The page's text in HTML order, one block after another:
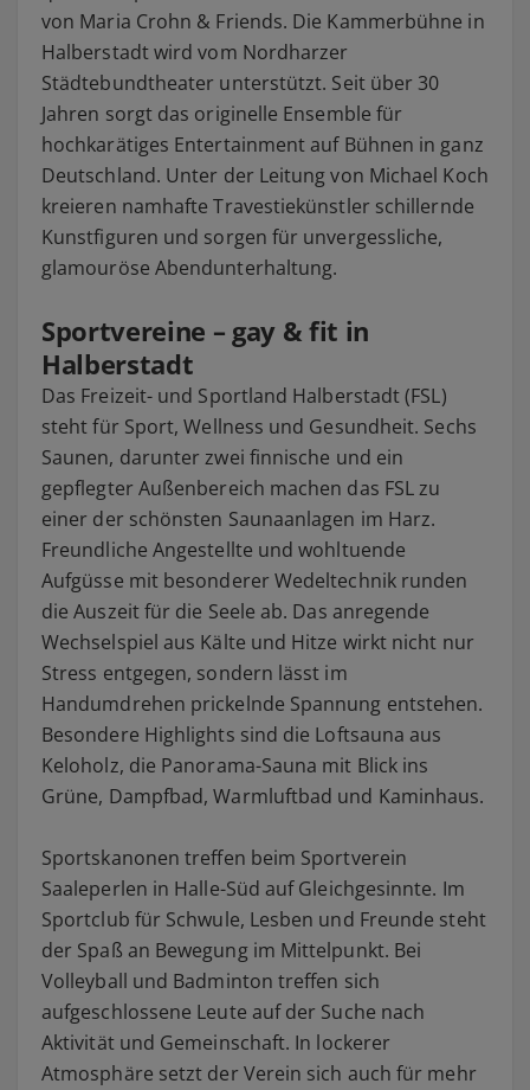
von Maria Crohn & Friends. Die Kammerbühne in
Halberstadt wird vom Nordharzer
Städtebundtheater unterstützt. Seit über 30
Jahren sorgt das originelle Ensemble für
hochkarätiges Entertainment auf Bühnen in ganz
Deutschland. Unter der Leitung von Michael Koch
kreieren namhafte Travestiekünstler schillernde
Kunstfiguren und sorgen für unvergessliche,
glamouröse Abendunterhaltung.
Sportvereine – gay & fit in
Halberstadt
Das Freizeit- und Sportland Halberstadt (FSL)
steht für Sport, Wellness und Gesundheit. Sechs
Saunen, darunter zwei finnische und ein
gepflegter Außenbereich machen das FSL zu
einer der schönsten Saunaanlagen im Harz.
Freundliche Angestellte und wohltuende
Aufgüsse mit besonderer Wedeltechnik runden
die Auszeit für die Seele ab. Das anregende
Wechselspiel aus Kälte und Hitze wirkt nicht nur
Stress entgegen, sondern lässt im
Handumdrehen prickelnde Spannung entstehen.
Besondere Highlights sind die Loftsauna aus
Keloholz, die Panorama-Sauna mit Blick ins
Grüne, Dampfbad, Warmluftbad und Kaminhaus.
Sportskanonen treffen beim Sportverein
Saaleperlen in Halle-Süd auf Gleichgesinnte. Im
Sportclub für Schwule, Lesben und Freunde steht
der Spaß an Bewegung im Mittelpunkt. Bei
Volleyball und Badminton treffen sich
aufgeschlossene Leute auf der Suche nach
Aktivität und Gemeinschaft. In lockerer
Atmosphäre setzt der Verein sich auch für mehr